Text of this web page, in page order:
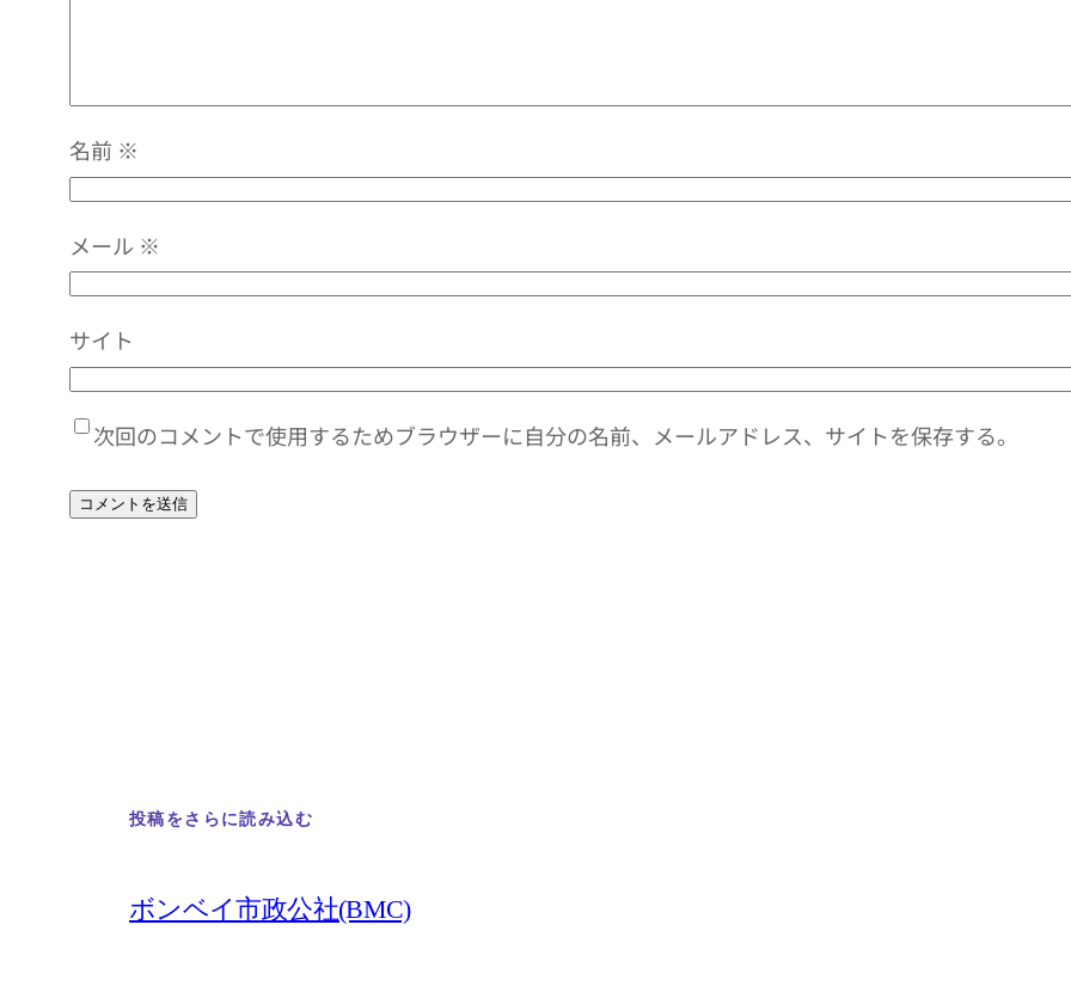
名前 ※
メール ※
サイト
次回のコメントで使用するためブラウザーに自分の名前、メールアドレス、サイトを保存する。
投稿をさらに読み込む
ボンベイ市政公社(BMC)